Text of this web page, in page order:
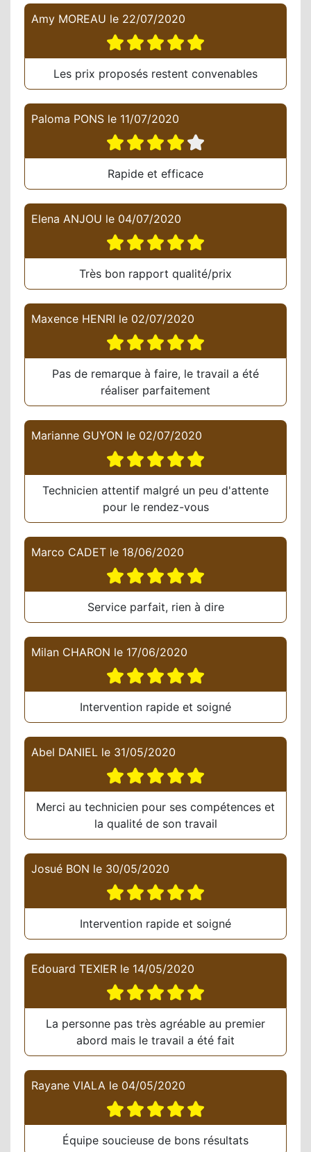
Amy MOREAU le 22/07/2020
Les prix proposés restent convenables
Paloma PONS le 11/07/2020
Rapide et efficace
Elena ANJOU le 04/07/2020
Très bon rapport qualité/prix
Maxence HENRI le 02/07/2020
Pas de remarque à faire, le travail a été
réaliser parfaitement
Marianne GUYON le 02/07/2020
Technicien attentif malgré un peu d'attente
pour le rendez-vous
Marco CADET le 18/06/2020
Service parfait, rien à dire
Milan CHARON le 17/06/2020
Intervention rapide et soigné
Abel DANIEL le 31/05/2020
Merci au technicien pour ses compétences et
la qualité de son travail
Josué BON le 30/05/2020
Intervention rapide et soigné
Edouard TEXIER le 14/05/2020
La personne pas très agréable au premier
abord mais le travail a été fait
Rayane VIALA le 04/05/2020
Équipe soucieuse de bons résultats